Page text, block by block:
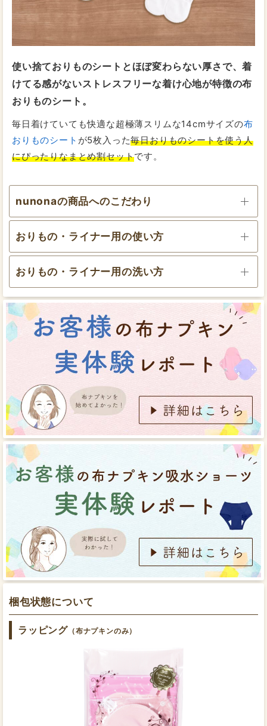
スタッフ濱田
経血量：ふつう～やや多い
昼用：25cm
スタッフ高
使い捨ておりものシートとほぼ変わらない厚さで、着
けてる感がないストレスフリーな着け心地が特徴の布
おりものシート。
毎日着けていても快適な超極薄スリムな14cmサイズの布
おりものシート が5枚入った毎日おりものシートを使う人
にぴったりなまとめ割セットです。
nunonaの商品へのこだわり
nunonaの3Dタイプは吸収力抜群！
吸収面が2つに分かれた立体構造が特徴の洗いやすく
乾きやすいnunonaのオリジナル布ナプキン。布ナプ
キンのお洗濯の手間を少しでもなくしたい！という想い
から開発された、業界初めくって洗える3D立体構造布ナ
プキンです。
検証実験の結果、吸収力は約1.2倍！立体構造でお肌にフ
ィットする設計から、横漏れをしっかりガードし多い日
でも安心してお過ごしいただけます。
また、パカッと開く立体構造という特徴から、洗い方も
通常のノーマル布ナプキンとは異なり、吸収面をひっく
り返して表裏両面からもみ洗いをすることができるの
で、面倒に思われがちなお洗濯も簡単！
世界基準認証オーガニックコットン糸を使用
おりもの・ライナー用の使い方
クロッチ部分が広くフィット感のある下着を使いま
す。お手持ちの生理用ショーツでOKです。
白いふわふわしている面（肌面）を上にして下着のク
ロッチ部分に乗せます。
下着側の布ナプキンの羽部分をクロッチにくるっと巻
き付けます。
巻き付けた羽根のボタンを止めます。
おりもの・ライナー用の洗い方
使用後は肌面を内側に折りたたんで、ジップロックの
ような密閉できる袋等に入れておきます。
持ち帰ったおりもの・ライナー用布ナプキンをぬるま
湯でもみ洗いをしてよくすすぎます。
すすいだ後、お洗濯ネットに入れて洗濯機で回しても
OKです。
梱包状態について
ラッピング （布ナプキンのみ）